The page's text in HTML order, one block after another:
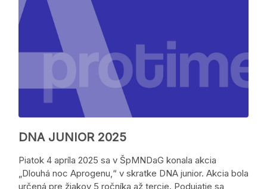
DNA JUNIOR 2025
Piatok 4 apríla 2025 sa v ŠpMNDaG konala akcia
„Dlouhá noc Aprogenu,“ v skratke DNA junior. Akcia bola
určená pre žiakov 5 ročníka až tercie. Podujatie sa